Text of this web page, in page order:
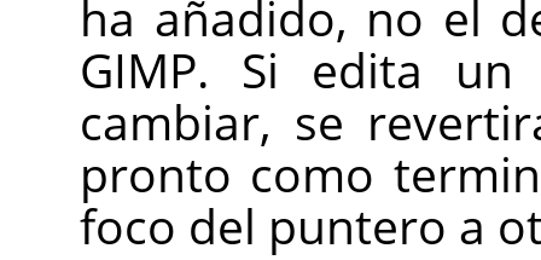
ha añadido, no el
GIMP. Si edita
cambiar, se
pronto como
foco del puntero a